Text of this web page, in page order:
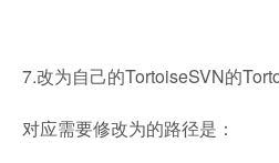
7.改为自己的TortoiseSVN的
对应需要修改为的路径是：